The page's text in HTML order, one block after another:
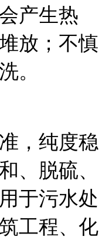
产生热
放；不慎
。
，纯度稳
、脱硫、
于污水处
工程、化